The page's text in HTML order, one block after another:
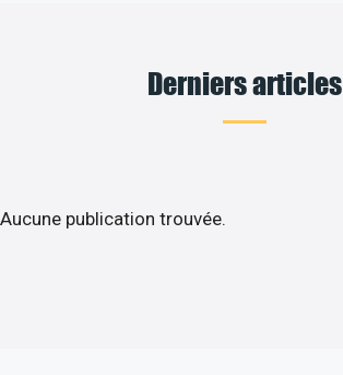
Derniers articles
Aucune publication trouvée.